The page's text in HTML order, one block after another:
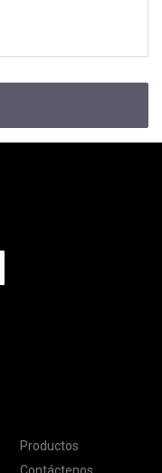
Productos